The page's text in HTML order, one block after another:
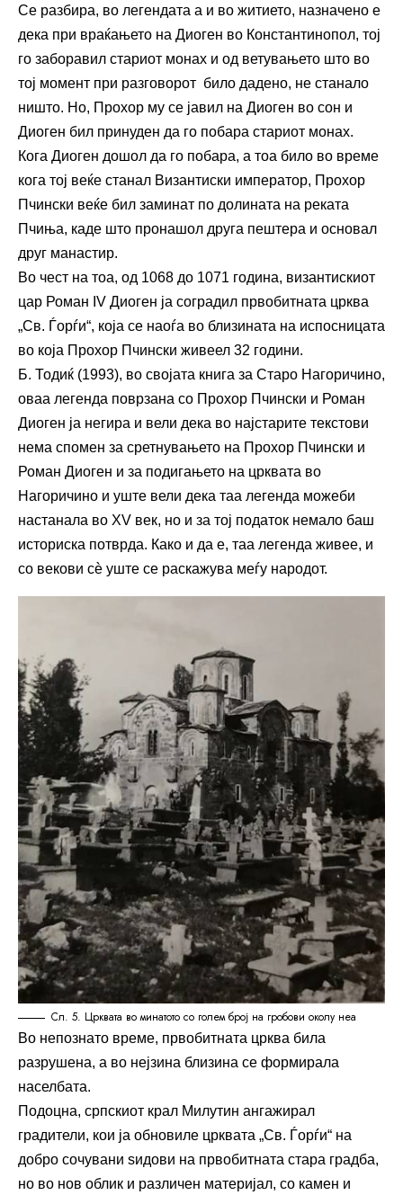
Се разбира, во легендата а и во житието, назначено е
дека при враќањето на Диоген во Константинопол, тој
го заборавил стариот монах и од ветувањето што во
тој момент при разговорот било дадено, не станало
ништо. Но, Прохор му се јавил на Диоген во сон и
Диоген бил принуден да го побара стариот монах.
Кога Диоген дошол да го побара, а тоа било во време
кога тој веќе станал Византиски император, Прохор
Пчински веќе бил заминат по долината на реката
Пчиња, каде што пронашол друга пештера и основал
друг манастир.
Во чест на тоа, од 1068 до 1071 година, византискиот
цар Роман IV Диоген ја соградил првобитната црква
„Св. Ѓорѓи“, која се наоѓа во близината на испосницата
во која Прохор Пчински живеел 32 години.
Б. Тодиќ (1993), во својата книга за Старо Нагоричино,
оваа легенда поврзана со Прохор Пчински и Роман
Диоген ја негира и вели дека во најстарите текстови
нема спомен за сретнувањето на Прохор Пчински и
Роман Диоген и за подигањето на црквата во
Нагоричино и уште вели дека таа легенда можеби
настанала во XV век, но и за тој податок немало баш
историска потврда. Како и да е, таа легенда живее, и
со векови сѐ уште се раскажува меѓу народот.
Сл. 5. Црквата во минатото со голем број на гробови околу неа
Во непознато време, првобитната црква била
разрушена, а во нејзина близина се формирала
населбата.
Подоцна, српскиот крал Милутин ангажирал
градители, кои ја обновиле црквата „Св. Ѓорѓи“ на
добро сочувани ѕидови на првобитната стара градба,
но во нов облик и различен материјал, со камен и